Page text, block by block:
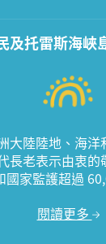
及托雷斯海峽
大陸陸地、海
長老表示由衷
國家監護超過
閱讀更多